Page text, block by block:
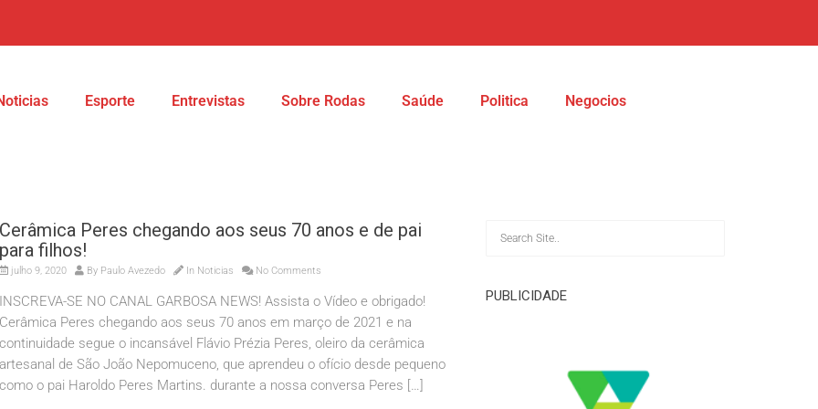
Esporte Entrevistas Sobre Rodas Saúde Politica Negocios
Cerâmica Peres chegando aos seus 70 anos e de pai
para filhos!
julho 9, 2020 By Paulo Avezedo In Noticias No Comments
INSCREVA-SE NO CANAL GARBOSA NEWS! Assista o Vídeo e obrigado!
Cerâmica Peres chegando aos seus 70 anos em março de 2021 e na
continuidade segue o incansável Flávio Prézia Peres, oleiro da cerâmica
artesanal de São João Nepomuceno, que aprendeu o ofício desde pequeno
como o pai Haroldo Peres Martins. durante a nossa conversa Peres […]
PUBLICIDADE